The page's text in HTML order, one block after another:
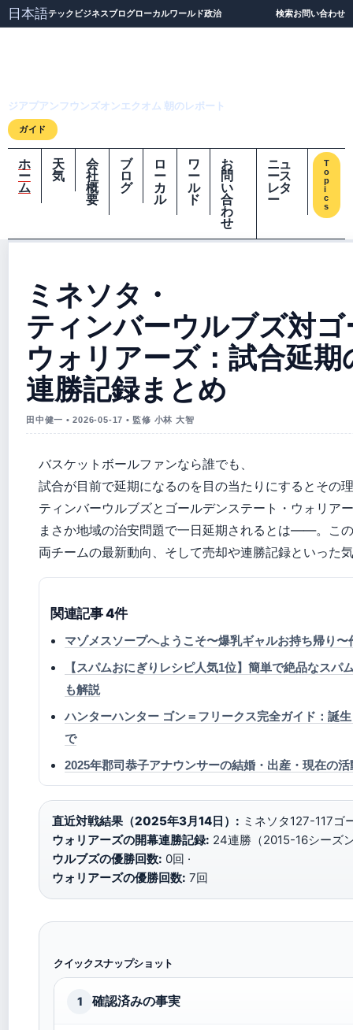
日本語テック ビジネスブログローカルワールド政治 検索お問い合わせ
ジアプアンフウンズオンエクオム 朝のレポート
ガイド
ホ
ー
ム
天
気
会
社
概
要
ブ
ロ
グ
ロ
ー
カ
ル
ワ
ー
ル
ド
お
問
い
合
わ
せ
ニュ
ース
レタ
ー
T
o
p
i
c
s
ミネソタ・
ティンバーウルブズ対
ウォリアーズ：試合延
連勝記録まとめ
田中健一 • 2026-05-17 • 監修 小林 大智
バスケットボールファンなら誰でも、
試合が目前で延期になるのを目の当たりにするとその
ティンバーウルブズとゴールデンステート・ウォリア
まさか地域の治安問題で一日延期されるとは——。こ
両チームの最新動向、そして売却や連勝記録といった
関連記事 4件
マゾメスソープへようこそ〜爆乳ギャルお持ち帰り〜
【スパムおにぎりレシピ人気1位】簡単で絶品なス
も解説
ハンターハンター ゴン＝フリークス完全ガイド：誕
で
2025年郡司恭子アナウンサーの結婚・出産・現在の
直近対戦結果（2025年3月14日）: ミネソタ127-117ゴ
ウォリアーズの開幕連勝記録: 24連勝（2015-16シーズ
ウルブズの優勝回数: 0回 ·
ウォリアーズの優勝回数: 7回
クイックスナップショット
1 確認済みの事実